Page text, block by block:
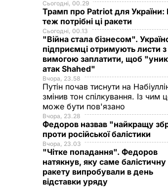
Сьогодні, 00.29
Трамп про Patriot для України:
теж потрібні ці ракети
Сьогодні, 00.13
"Війна стала бізнесом".
підприємці отримують листи з
вимогою заплатити, щоб
атак Shahed"
Вчора, 23.58
Путін почав тиснути на
змінив тон спілкування. Із чим
може бути пов'язано
Вчора, 23.28
Федоров назвав "найкращу
проти російської балістики
Вчора, 23.03
"Чітке попадання". Федоров
натякнув, яку саме балістичну
ракету випробували в день
відставки уряду